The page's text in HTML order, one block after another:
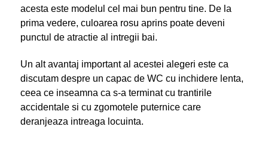
acesta este modelul cel mai bun pentru tine. De la
prima vedere, culoarea rosu aprins poate deveni
punctul de atractie al intregii bai.
Un alt avantaj important al acestei alegeri este ca
discutam despre un capac de WC cu inchidere lenta,
ceea ce inseamna ca s-a terminat cu trantirile
accidentale si cu zgomotele puternice care
deranjeaza intreaga locuinta.